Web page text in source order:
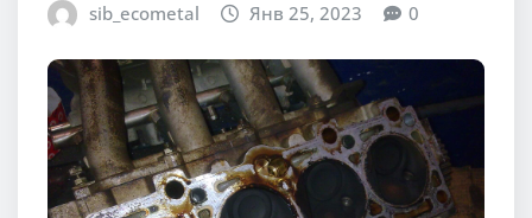
sib_ecometal Янв 25, 2023 0